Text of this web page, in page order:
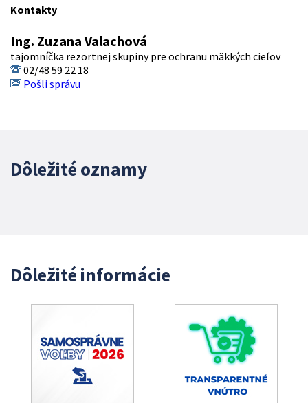
Kontakty
Ing. Zuzana Valachová
tajomníčka rezortnej skupiny pre ochranu mäkkých cieľov
02/48 59 22 18
Pošli správu
Dôležité oznamy
Dôležité informácie